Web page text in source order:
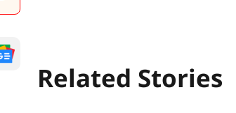
Related Stories